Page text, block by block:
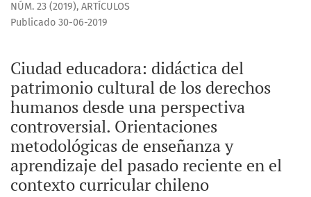
NÚM. 23 (2019), ARTÍCULOS
Ciudad educadora: didáctica del
patrimonio cultural de los derechos
humanos desde una perspectiva
controversial. Orientaciones
metodológicas de enseñanza y
aprendizaje del pasado reciente en el
contexto curricular chileno
Publicado 30-06-2019